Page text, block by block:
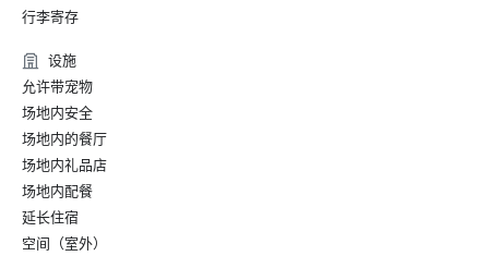
行李寄存
设施
允许带宠物
场地内安全
场地内的餐厅
场地内礼品店
场地内配餐
延长住宿
空间（室外）